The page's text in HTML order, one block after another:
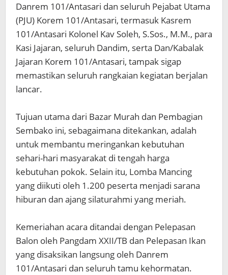
‎Danrem 101/Antasari dan seluruh Pejabat Utama
(PJU) Korem 101/Antasari, termasuk Kasrem
101/Antasari Kolonel Kav Soleh, S.Sos., M.M., para
Kasi Jajaran, seluruh Dandim, serta Dan/Kabalak
Jajaran Korem 101/Antasari, tampak sigap
memastikan seluruh rangkaian kegiatan berjalan
lancar.
‎Tujuan utama dari Bazar Murah dan Pembagian
Sembako ini, sebagaimana ditekankan, adalah
untuk membantu meringankan kebutuhan
sehari-hari masyarakat di tengah harga
kebutuhan pokok. Selain itu, Lomba Mancing
yang diikuti oleh 1.200 peserta menjadi sarana
hiburan dan ajang silaturahmi yang meriah.
‎Kemeriahan acara ditandai dengan Pelepasan
Balon oleh Pangdam XXII/TB dan Pelepasan Ikan
yang disaksikan langsung oleh Danrem
101/Antasari dan seluruh tamu kehormatan.